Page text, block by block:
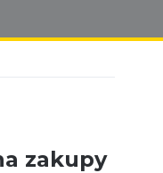
zakupy